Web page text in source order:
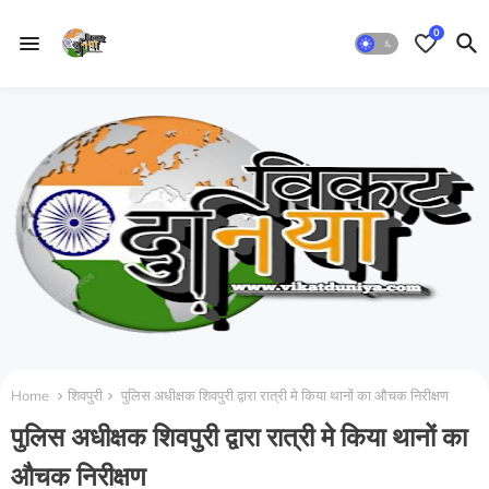
0
Home शिवपुरी पुलिस अधीक्षक शिवपुरी द्वारा रात्री मे किया थानों का औचक निरीक्षण
पुलिस अधीक्षक शिवपुरी द्वारा रात्री मे किया थानों का
औचक निरीक्षण